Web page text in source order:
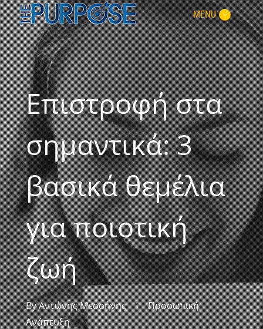
MENU
Επιστροφή στα
σημαντικά: 3
βασικά θεμέλια
για ποιοτική
ζωή
ByΑντώνης Μεσσήνης |
Προσωπική
Ανάπτυξη